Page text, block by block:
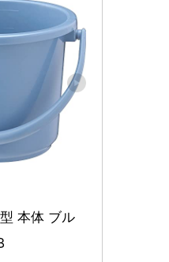
本体 ブル